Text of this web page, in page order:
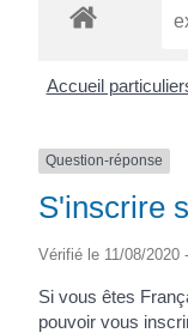
Accueil
Question-réponse
S'inscrire
Vérifié le 11/08/2020
Si vous êtes
pouvoir vous